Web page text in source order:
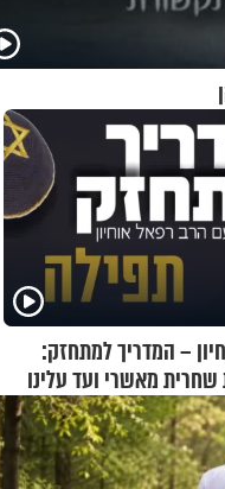
– המדריך למתחזק:
מאשרי ועד עלינו